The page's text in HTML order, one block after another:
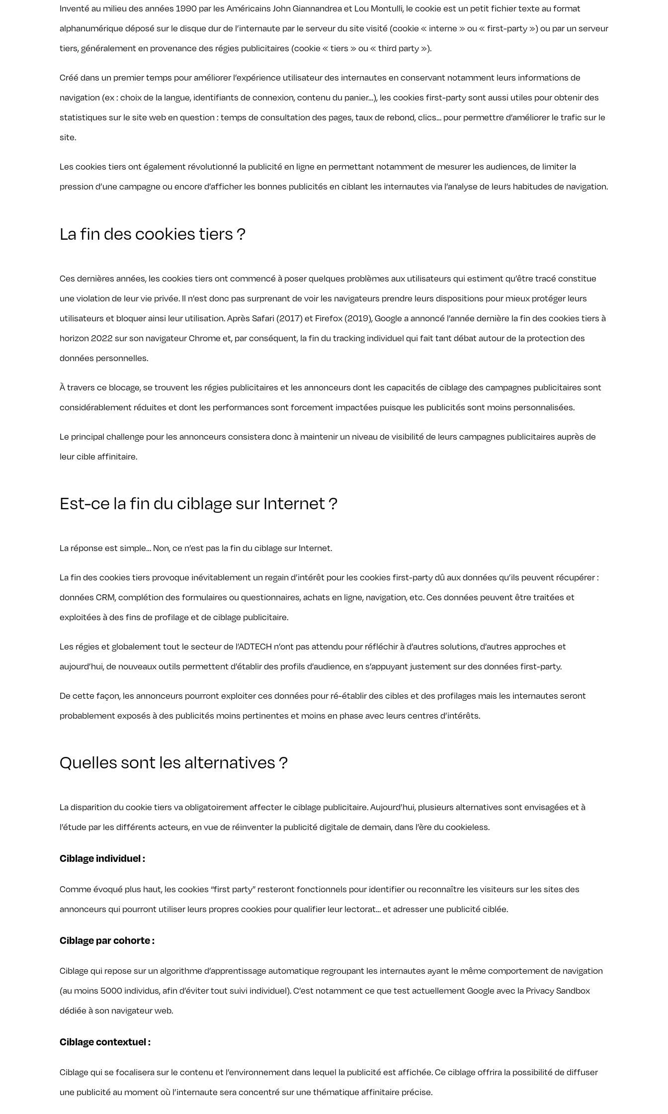
Inventé au milieu des années 1990 par les Américains John Giannandrea et Lou Montulli, le cookie est un petit fichier texte au format
alphanumérique déposé sur le disque dur de l’internaute par le serveur du site visité (cookie « interne » ou « first-party ») ou par un serveur
tiers, généralement en provenance des régies publicitaires (cookie « tiers » ou « third party »).
Créé dans un premier temps pour améliorer l’expérience utilisateur des internautes en conservant notamment leurs informations de
navigation (ex : choix de la langue, identifiants de connexion, contenu du panier…), les cookies first-party sont aussi utiles pour obtenir des
statistiques sur le site web en question : temps de consultation des pages, taux de rebond, clics… pour permettre d’améliorer le trafic sur le
site.
Les cookies tiers ont également révolutionné la publicité en ligne en permettant notamment de mesurer les audiences, de limiter la
pression d’une campagne ou encore d’afficher les bonnes publicités en ciblant les internautes via l’analyse de leurs habitudes de navigation.
La fin des cookies tiers ?
Ces dernières années, les cookies tiers ont commencé à poser quelques problèmes aux utilisateurs qui estiment qu’être tracé constitue
une violation de leur vie privée. Il n’est donc pas surprenant de voir les navigateurs prendre leurs dispositions pour mieux protéger leurs
utilisateurs et bloquer ainsi leur utilisation. Après Safari (2017) et Firefox (2019), Google a annoncé l’année dernière la fin des cookies tiers à
horizon 2022 sur son navigateur Chrome et, par conséquent, la fin du tracking individuel qui fait tant débat autour de la protection des
données personnelles.
À travers ce blocage, se trouvent les régies publicitaires et les annonceurs dont les capacités de ciblage des campagnes publicitaires sont
considérablement réduites et dont les performances sont forcement impactées puisque les publicités sont moins personnalisées.
Le principal challenge pour les annonceurs consistera donc à maintenir un niveau de visibilité de leurs campagnes publicitaires auprès de
leur cible affinitaire.
Est-ce la fin du ciblage sur Internet ?
La réponse est simple… Non, ce n’est pas la fin du ciblage sur Internet.
La fin des cookies tiers provoque inévitablement un regain d’intérêt pour les cookies first-party dû aux données qu’ils peuvent récupérer :
données CRM, complétion des formulaires ou questionnaires, achats en ligne, navigation, etc. Ces données peuvent être traitées et
exploitées à des fins de profilage et de ciblage publicitaire.
Les régies et globalement tout le secteur de l’ADTECH n’ont pas attendu pour réfléchir à d’autres solutions, d’autres approches et
aujourd’hui, de nouveaux outils permettent d’établir des profils d’audience, en s’appuyant justement sur des données first-party.
De cette façon, les annonceurs pourront exploiter ces données pour ré-établir des cibles et des profilages mais les internautes seront
probablement exposés à des publicités moins pertinentes et moins en phase avec leurs centres d’intérêts.
Quelles sont les alternatives ?
La disparition du cookie tiers va obligatoirement affecter le ciblage publicitaire. Aujourd’hui, plusieurs alternatives sont envisagées et à
l’étude par les différents acteurs, en vue de réinventer la publicité digitale de demain, dans l’ère du cookieless.
Ciblage individuel :
Comme évoqué plus haut, les cookies “first party” resteront fonctionnels pour identifier ou reconnaître les visiteurs sur les sites des
annonceurs qui pourront utiliser leurs propres cookies pour qualifier leur lectorat… et adresser une publicité ciblée.
Ciblage par cohorte :
Ciblage qui repose sur un algorithme d’apprentissage automatique regroupant les internautes ayant le même comportement de navigation
(au moins 5000 individus, afin d’éviter tout suivi individuel). C’est notamment ce que test actuellement Google avec la Privacy Sandbox
dédiée à son navigateur web.
Ciblage contextuel :
Ciblage qui se focalisera sur le contenu et l’environnement dans lequel la publicité est affichée. Ce ciblage offrira la possibilité de diffuser
une publicité au moment où l’internaute sera concentré sur une thématique affinitaire précise.